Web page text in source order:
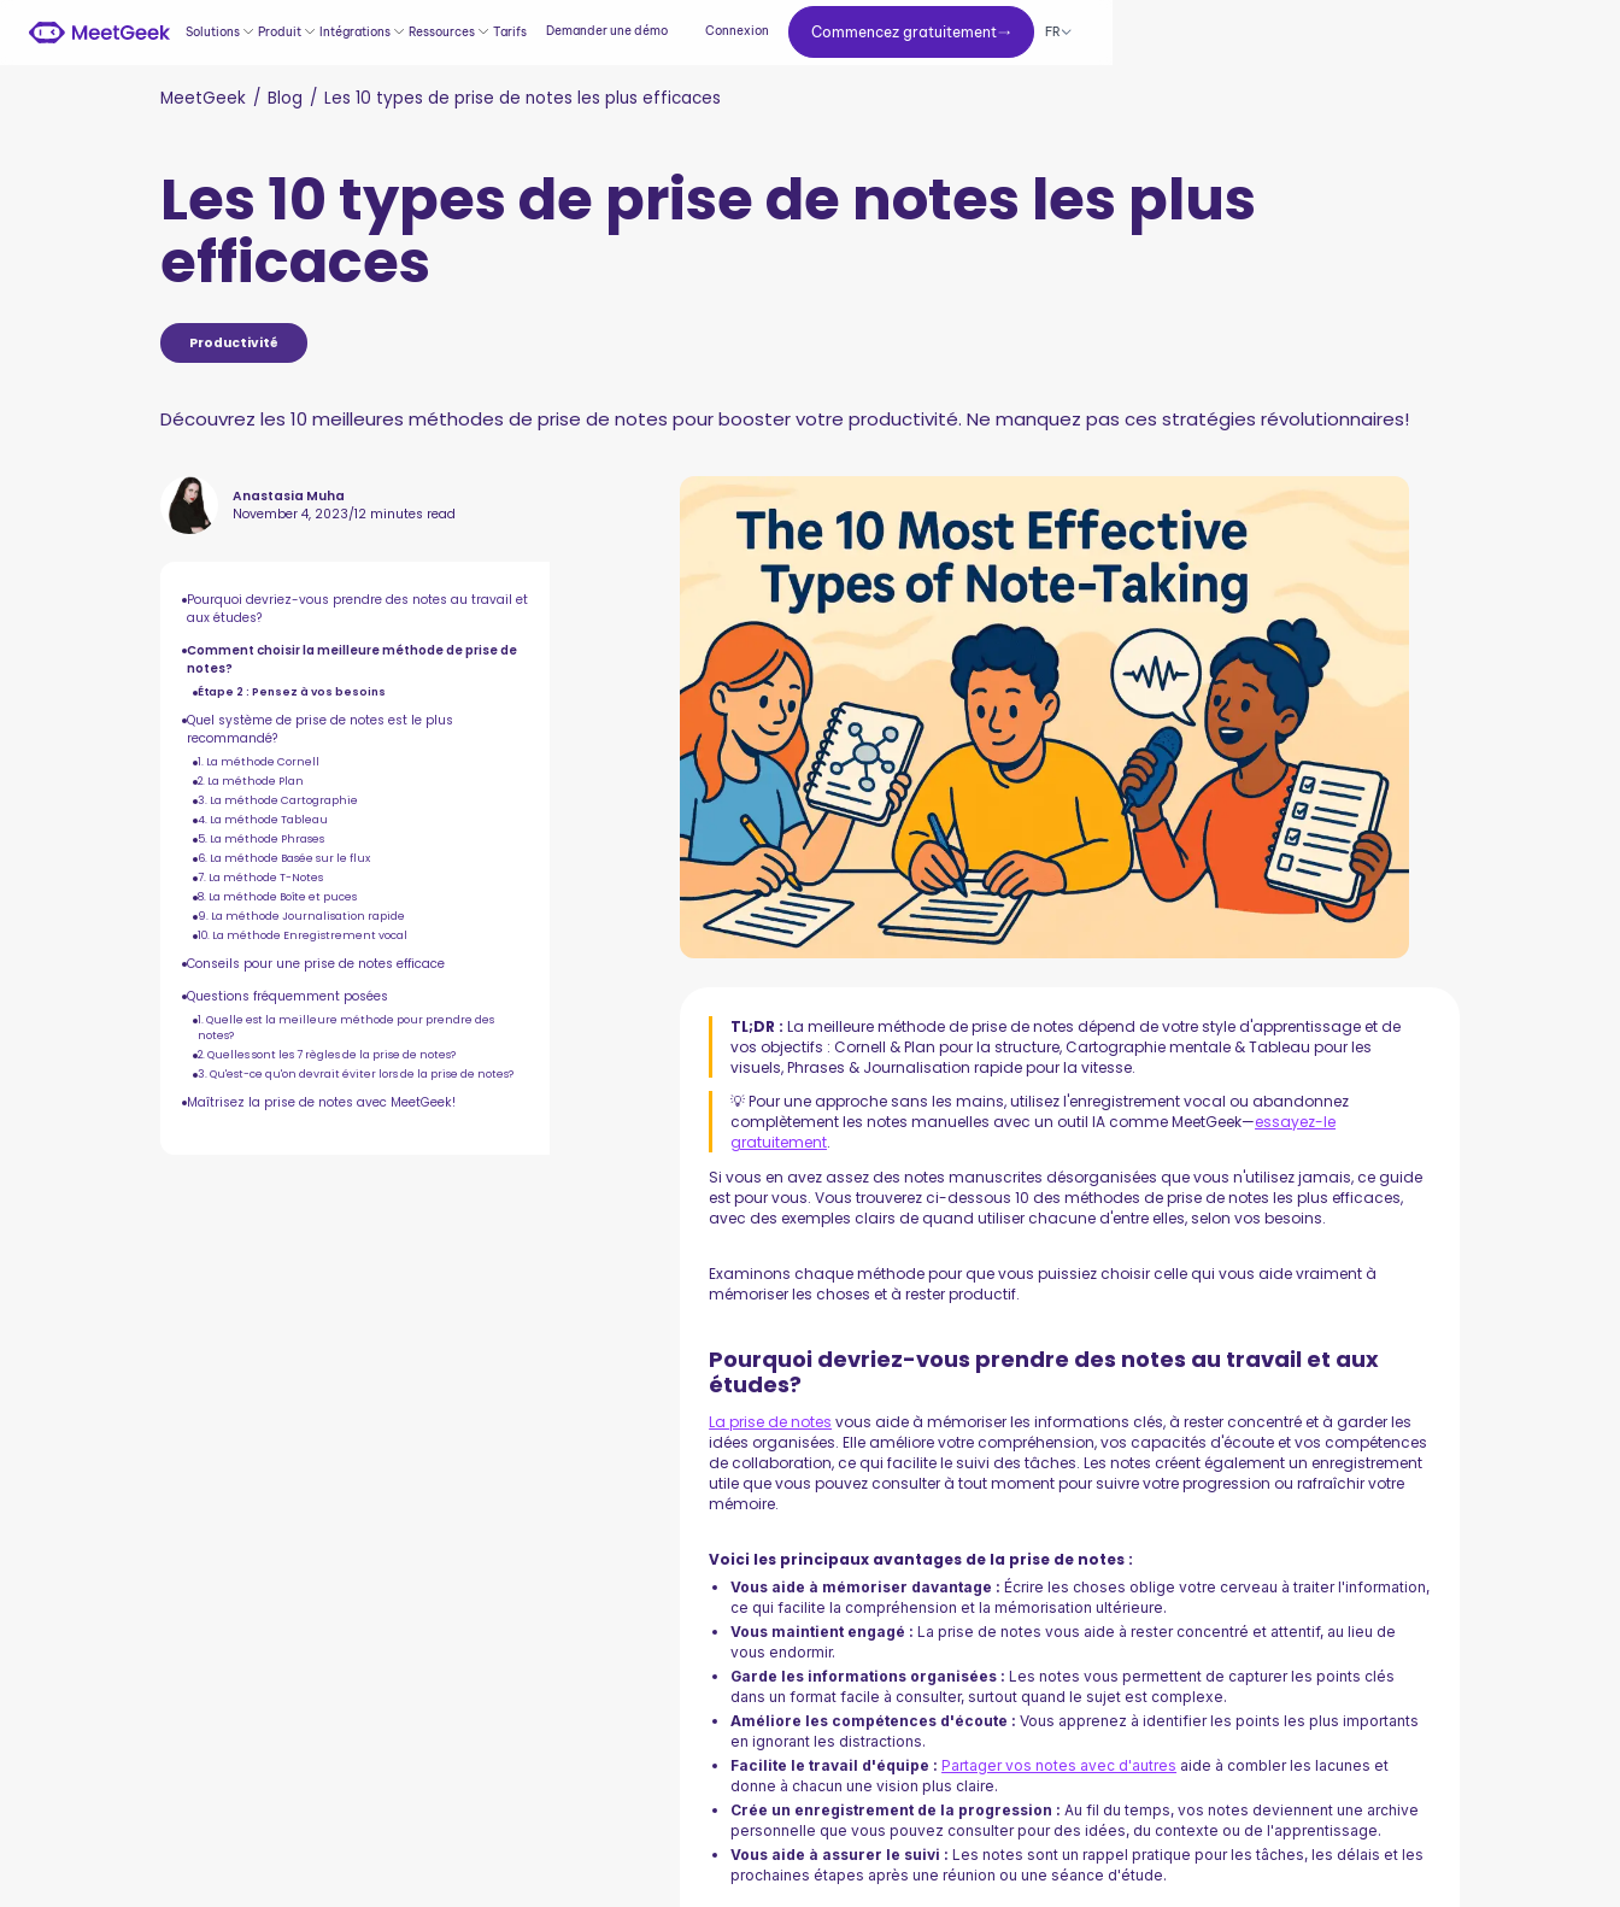
Solutions Produit Intégrations Ressources Tarifs Demander une démo Connexion Commencez gratuitement
Commencez gratuitement
FR
MeetGeek / Blog / Les 10 types de prise de notes les plus efficaces
Les 10 types de prise de notes les plus
efficaces
Productivité
Découvrez les 10 meilleures méthodes de prise de notes pour booster votre productivité. Ne manquez pas ces stratégies révolutionnaires!
Anastasia Muha
November 4, 2023/12 minutes read
Pourquoi devriez-vous prendre des notes au travail et
aux études?
Comment choisir la meilleure méthode de prise de
notes?
Étape 2 : Pensez à vos besoins
Quel système de prise de notes est le plus
recommandé?
1. La méthode Cornell
2. La méthode Plan
3. La méthode Cartographie
4. La méthode Tableau
5. La méthode Phrases
6. La méthode Basée sur le flux
7. La méthode T-Notes
8. La méthode Boîte et puces
9. La méthode Journalisation rapide
10. La méthode Enregistrement vocal
Conseils pour une prise de notes efficace
Questions fréquemment posées
1. Quelle est la meilleure méthode pour prendre des
notes?
2. Quelles sont les 7 règles de la prise de notes?
3. Qu'est-ce qu'on devrait éviter lors de la prise de notes?
Maîtrisez la prise de notes avec MeetGeek!
TL;DR :La meilleure méthode de prise de notes dépend de votre style d'apprentissage et de
vos objectifs : Cornell & Plan pour la structure, Cartographie mentale & Tableau pour les
visuels, Phrases & Journalisation rapide pour la vitesse.
💡 Pour une approche sans les mains, utilisez l'enregistrement vocal ou abandonnez
complètement les notes manuelles avec un outil IA comme MeetGeek—essayez-le
gratuitement.
Si vous en avez assez des notes manuscrites désorganisées que vous n'utilisez jamais, ce guide
est pour vous. Vous trouverez ci-dessous 10 des méthodes de prise de notes les plus efficaces,
avec des exemples clairs de quand utiliser chacune d'entre elles, selon vos besoins.
Examinons chaque méthode pour que vous puissiez choisir celle qui vous aide vraiment à
mémoriser les choses et à rester productif.
Pourquoi devriez-vous prendre des notes au travail et aux
études?
La prise de notes vous aide à mémoriser les informations clés, à rester concentré et à garder les
idées organisées. Elle améliore votre compréhension, vos capacités d'écoute et vos compétences
de collaboration, ce qui facilite le suivi des tâches. Les notes créent également un enregistrement
utile que vous pouvez consulter à tout moment pour suivre votre progression ou rafraîchir votre
mémoire.‍
Voici les principaux avantages de la prise de notes :
Vous aide à mémoriser davantage : Écrire les choses oblige votre cerveau à traiter l'information,
ce qui facilite la compréhension et la mémorisation ultérieure.
Vous maintient engagé : La prise de notes vous aide à rester concentré et attentif, au lieu de
vous endormir.
Garde les informations organisées : Les notes vous permettent de capturer les points clés
dans un format facile à consulter, surtout quand le sujet est complexe.
Améliore les compétences d'écoute : Vous apprenez à identifier les points les plus importants
en ignorant les distractions.
Facilite le travail d'équipe : Partager vos notes avec d'autres aide à combler les lacunes et
donne à chacun une vision plus claire.
Crée un enregistrement de la progression : Au fil du temps, vos notes deviennent une archive
personnelle que vous pouvez consulter pour des idées, du contexte ou de l'apprentissage.
Vous aide à assurer le suivi : Les notes sont un rappel pratique pour les tâches, les délais et les
prochaines étapes après une réunion ou une séance d'étude.